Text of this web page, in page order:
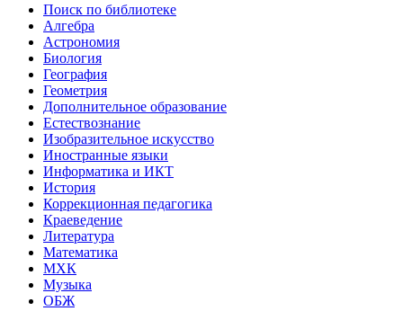
Поиск по библиотеке
Алгебра
Астрономия
Биология
География
Геометрия
Дополнительное образование
Естествознание
Изобразительное искусство
Иностранные языки
Информатика и ИКТ
История
Коррекционная педагогика
Краеведение
Литература
Математика
МХК
Музыка
ОБЖ